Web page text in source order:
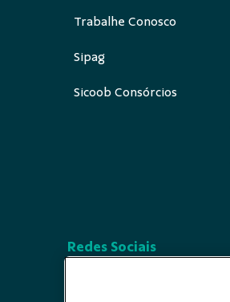
Trabalhe Conosco
Sipag
Sicoob Consórcios
Redes Sociais